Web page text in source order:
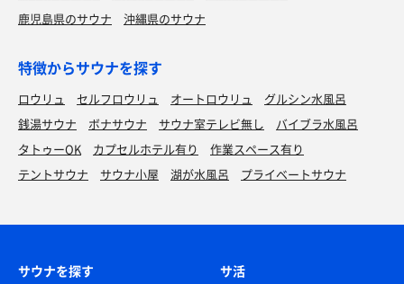
鹿児島県のサウナ
沖縄県のサウナ
特徴からサウナを探す
ロウリュ セルフロウリュ オートロウリュ
グルシン水風呂
銭湯サウナ
ボナサウナ サウナ室テレビ無し
バイブラ水風呂
タトゥーOK
カプセルホテル有り
作業スペース有り
テントサウナ
サウナ小屋 湖が水風呂 プライベートサウナ
サウナを探す サ活